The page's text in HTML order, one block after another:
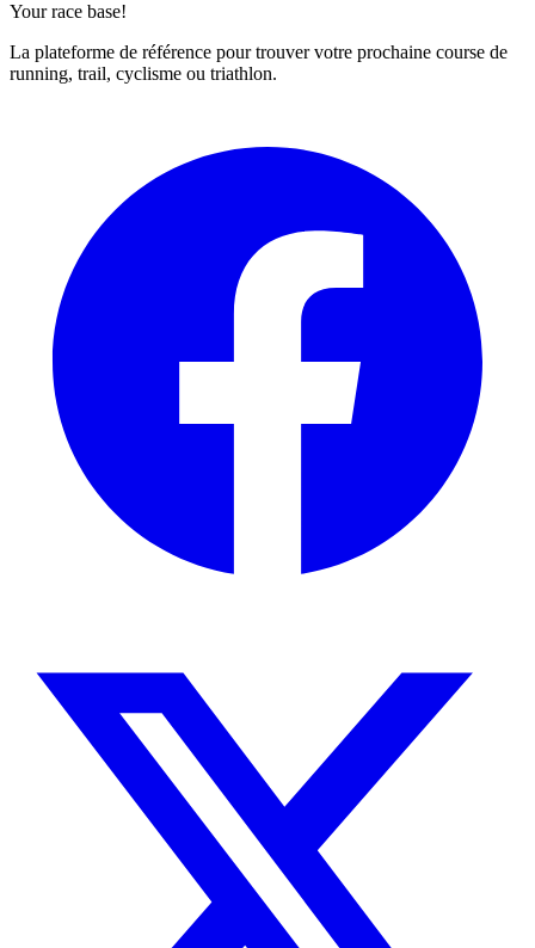
Your race base!
La plateforme de référence pour trouver votre prochaine course de
running, trail, cyclisme ou triathlon.